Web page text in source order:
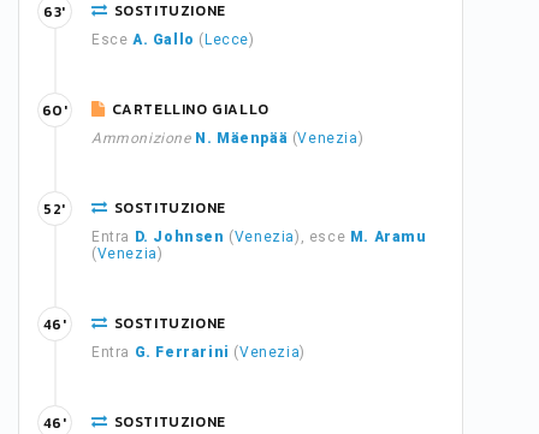
SOSTITUZIONE
Esce A. Gallo ( Lecce)
63'
CARTELLINO GIALLO
Ammonizione N. Mäenpää (Venezia)
60'
SOSTITUZIONE
Entra D. Johnsen (Venezia), esce M. Aramu
(Venezia)
52'
SOSTITUZIONE
Entra G. Ferrarini (Venezia)
46'
SOSTITUZIONE
46'